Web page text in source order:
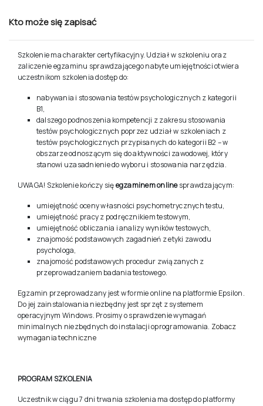
Co obejmuje cena
Kto może się zapisać
zaliczenie egzaminu sprawdzającego nabyte umiejętności otwiera
uczestnikom szkolenia dostęp do:
nabywania i stosowania testów psychologicznych z kategorii
B1,
dalszego podnoszenia kompetencji z zakresu stosowania
testów psychologicznych poprzez udział w szkoleniach z
obszarze odnoszącym się do aktywności zawodowej, który
UWAGA! Szkolenie kończy sięegzaminem onlinesprawdzającym:
umiejętność oceny własności psychometrycznych testu,
umiejętność pracy z podręcznikiem testowym,
umiejętność obliczania i analizy wyników testowych,
znajomość podstawowych zagadnień z etyki zawodu
znajomość podstawowych procedur związanych z
przeprowadzaniem badania testowego.
Egzamin przeprowadzany jest w formie online na platformie Epsilon.
Do jej zainstalowania niezbędny jest sprzęt z systemem